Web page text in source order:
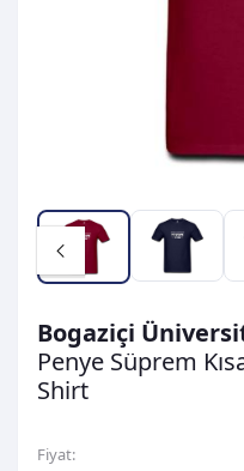
Bogaziçi
Penye Süprem
Shirt
Fiyat: